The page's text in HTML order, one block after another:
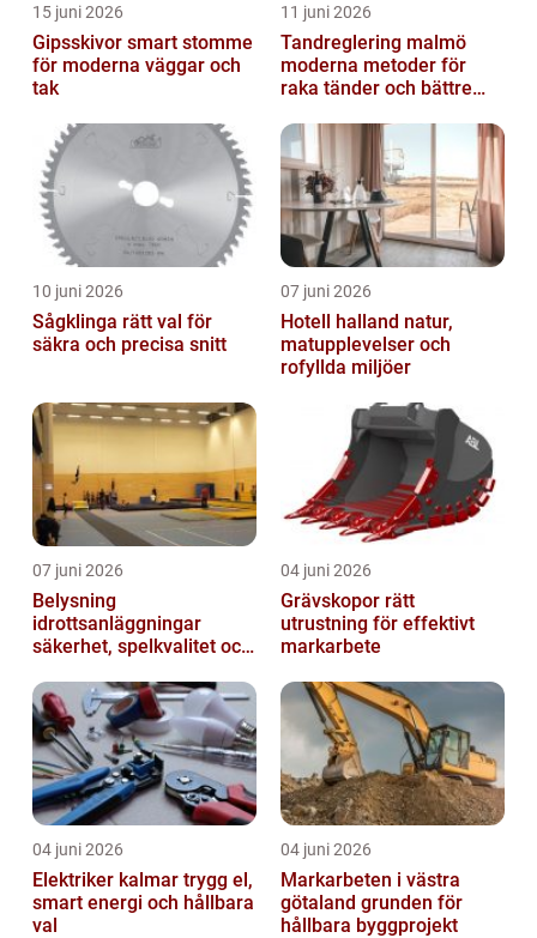
15 juni 2026
Gipsskivor smart stomme
för moderna väggar och
tak
11 juni 2026
Tandreglering malmö
moderna metoder för
raka tänder och bättre
10 juni 2026
Sågklinga rätt val för
säkra och precisa snitt
07 juni 2026
Hotell halland natur,
matupplevelser och
rofyllda miljöer
07 juni 2026
Belysning
idrottsanläggningar
säkerhet, spelkvalitet och
04 juni 2026
Grävskopor rätt
utrustning för effektivt
markarbete
04 juni 2026
Elektriker kalmar trygg el,
smart energi och hållbara
val
04 juni 2026
Markarbeten i västra
götaland grunden för
hållbara byggprojekt